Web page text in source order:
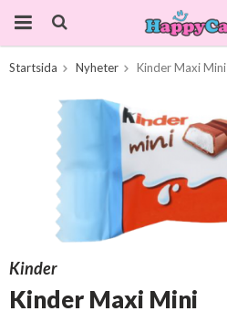
Startsida Nyheter Kinder Maxi Mini
Kinder
Kinder Maxi Mini